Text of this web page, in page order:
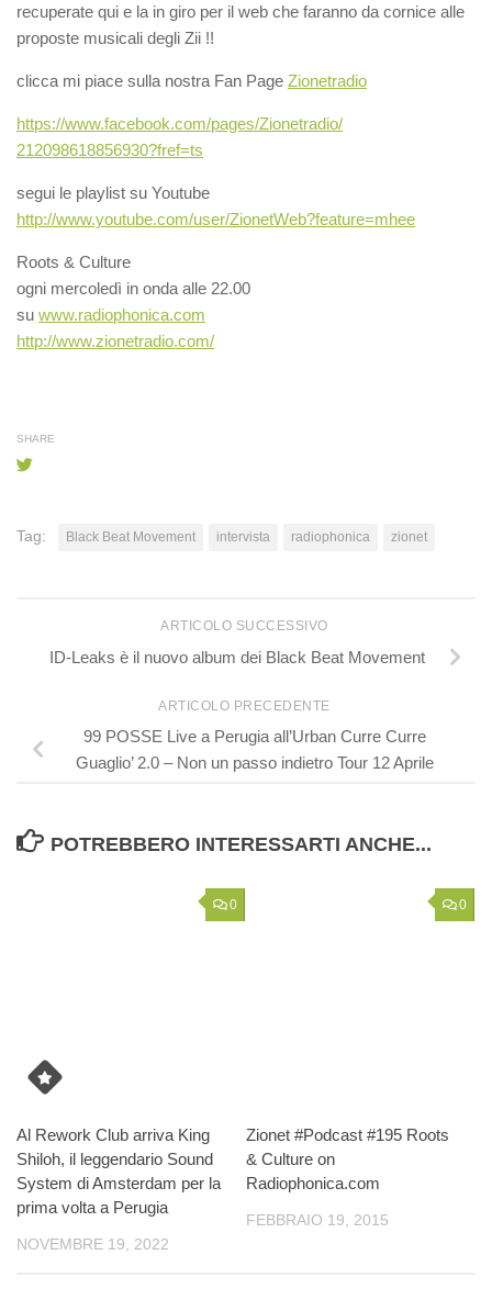
recuperate qui e la in giro per il web che faranno da cornice alle
proposte musicali degli Zii !!
clicca mi piace sulla nostra Fan Page Zionetradio
https://www.facebook.com/pages/Zionetradio/
212098618856930?fref=ts
segui le playlist su Youtube
http://www.youtube.com/user/ZionetWeb?feature=mhee
Roots & Culture
ogni mercoledì in onda alle 22.00
su www.radiophonica.com
http://www.zionetradio.com/
SHARE
Tag: Black Beat Movement intervista radiophonica zionet
ARTICOLO SUCCESSIVO
ID-Leaks è il nuovo album dei Black Beat Movement
ARTICOLO PRECEDENTE
99 POSSE Live a Perugia all’Urban Curre Curre
Guaglio’ 2.0 – Non un passo indietro Tour 12 Aprile
POTREBBERO INTERESSARTI ANCHE...
0
Al Rework Club arriva King
Shiloh, il leggendario Sound
System di Amsterdam per la
prima volta a Perugia
NOVEMBRE 19, 2022
0
Zionet #Podcast #195 Roots
& Culture on
Radiophonica.com
FEBBRAIO 19, 2015